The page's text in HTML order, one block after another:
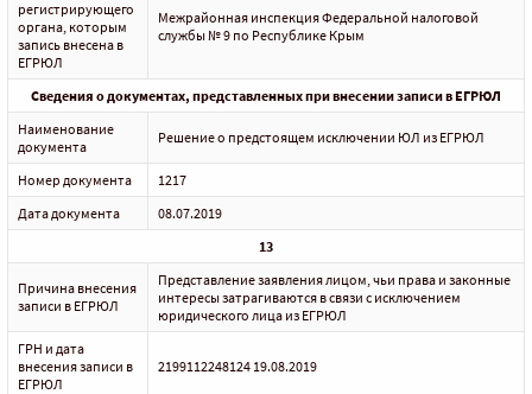
регистрирующего
органа, которым
запись внесена в
ЕГРЮЛ
Межрайонная инспекция Федеральной налоговой
службы № 9 по Республике Крым
Сведения о документах, представленных при внесении записи в ЕГРЮЛ
Наименование
документа
Решение о предстоящем исключении ЮЛ из ЕГРЮЛ
Номер документа
1217
Дата документа
08.07.2019
13
Причина внесения
записи в ЕГРЮЛ
Представление заявления лицом, чьи права и законные
интересы затрагиваются в связи с исключением
юридического лица из ЕГРЮЛ
ГРН и дата
внесения записи в
ЕГРЮЛ
2199112248124 19.08.2019